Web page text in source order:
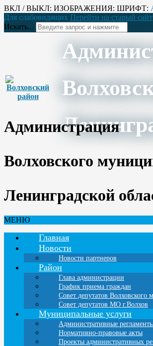
ВКЛ / ВЫКЛ: ИЗОБРАЖЕНИЯ: ШРИФТ:
Для слабовидящих Перейти на старый сайт
Искать...
Администрация
Волховского
Ленинградской
МЕНЮ
Главная
Новости
Новости партнеров
Район
Глава администрации
График приема граждан
Совет депутатов Волховского
Совет депутатов МО г.Волхов
Муниципальные услуги
Административные
Нормативно-правовые акты
Проекты административных